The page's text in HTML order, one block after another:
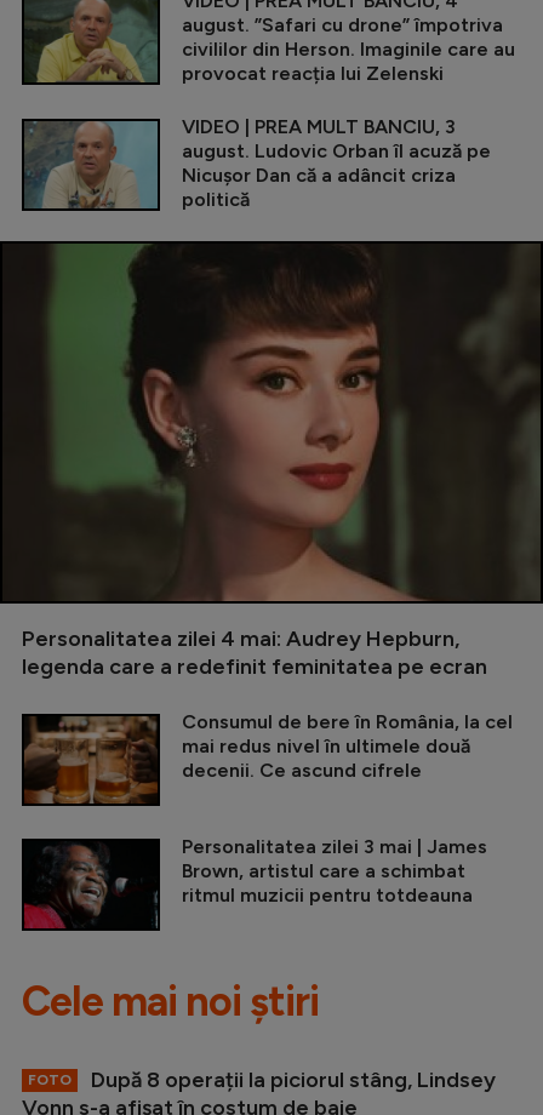
august. ”Safari cu drone” împotriva
civililor din Herson. Imaginile care au
provocat reacția lui Zelenski
VIDEO | PREA MULT BANCIU, 3
august. Ludovic Orban îl acuză pe
Nicușor Dan că a adâncit criza
politică
Personalitatea zilei 4 mai: Audrey Hepburn,
legenda care a redefinit feminitatea pe ecran
Consumul de bere în România, la cel
mai redus nivel în ultimele două
decenii. Ce ascund cifrele
Personalitatea zilei 3 mai | James
Brown, artistul care a schimbat
ritmul muzicii pentru totdeauna
Cele mai noi știri
FOTO
După 8 operații la piciorul stâng, Lindsey
Vonn s-a afișat în costum de baie